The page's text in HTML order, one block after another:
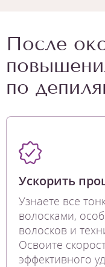
После
по
Ускорить
Узнаете все
волосками,
волосков и
Освоите
эффективного